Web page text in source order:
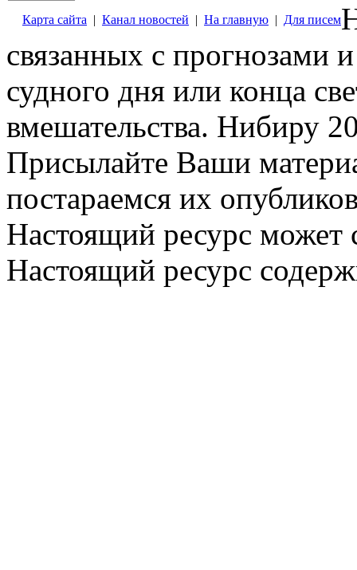
Карта сайта | Канал новостей | На главную | Для писем
связанных с прогнозами
судного дня или конца
вмешательства. Нибиру
Присылайте Ваши
постараемся их
Настоящий ресурс может
Настоящий ресурс